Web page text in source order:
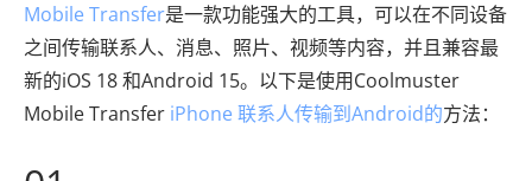
Mobile Transfer是一款功能强大的工具，可以在不同设备
之间传输联系人、消息、照片、视频等内容，并且兼容最
新的iOS 18 和Android 15。以下是使用Coolmuster
Mobile Transfer iPhone 联系人传输到Android的方法：